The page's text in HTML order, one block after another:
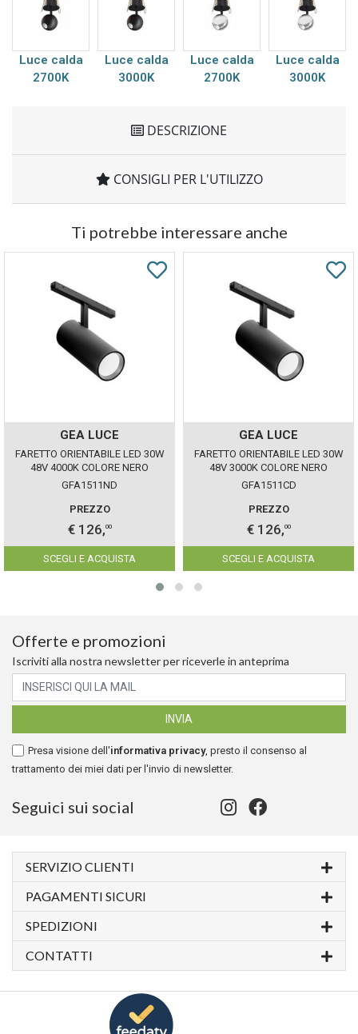
Luce calda
2700K
Luce calda
3000K
Luce calda
2700K
Luce calda
3000K
DESCRIZIONE
CONSIGLI PER L'UTILIZZO
Ti potrebbe interessare anche
GEA LUCE
FARETTO ORIENTABILE LED 30W
48V 4000K COLORE NERO
GEALUCE IP20 DIMMERABILE
GFA1511ND
PREZZO
€ 126,00
SCEGLI E ACQUISTA
GEA LUCE
FARETTO ORIENTABILE LED 30W
48V 3000K COLORE NERO
GEALUCE IP20 DIMMERABILE
GFA1511CD
PREZZO
€ 126,00
SCEGLI E ACQUISTA
Offerte e promozioni
Iscriviti alla nostra newsletter per riceverle in anteprima
Presa visione dell'informativa privacy, presto il consenso al
trattamento dei miei dati per l'invio di newsletter.
Seguici sui social
SERVIZIO CLIENTI
PAGAMENTI SICURI
SPEDIZIONI
CONTATTI